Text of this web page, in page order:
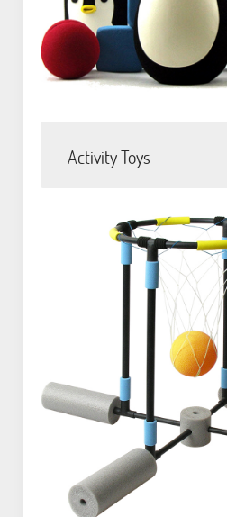
Activity Toys